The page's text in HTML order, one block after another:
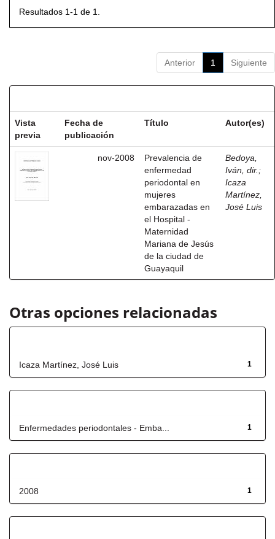
Resultados 1-1 de 1.
Anterior 1 Siguiente
Vista
previa
Fecha de
publicación
Título Autor(es)
nov-2008
Prevalencia de
enfermedad
periodontal en
mujeres
embarazadas en
el Hospital -
Maternidad
Mariana de Jesús
de la ciudad de
Guayaquil
Bedoya,
Iván, dir. ;
Icaza
Martínez,
José Luis
Otras opciones relacionadas
1
Icaza Martínez, José Luis
1
Enfermedades periodontales - Emba...
1
2008